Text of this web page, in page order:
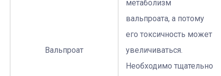
Вальпроат
метаболизм
вальпроата, а потому
его токсичность может
увеличиваться.
Необходимо тщательно